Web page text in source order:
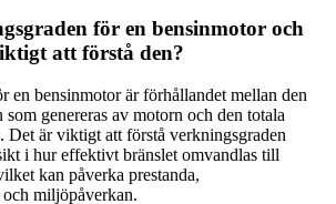
för en bensinmotor och
att förstå den?
en bensinmotor är förhållandet mellan den
som genereras av motorn och den totala
Det är viktigt att förstå verkningsgraden
i hur effektivt bränslet omvandlas till
kan påverka prestanda,
miljöpåverkan.